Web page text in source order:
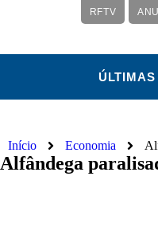
RFTV
ÚLTIMAS
Início Economia
Alfândega